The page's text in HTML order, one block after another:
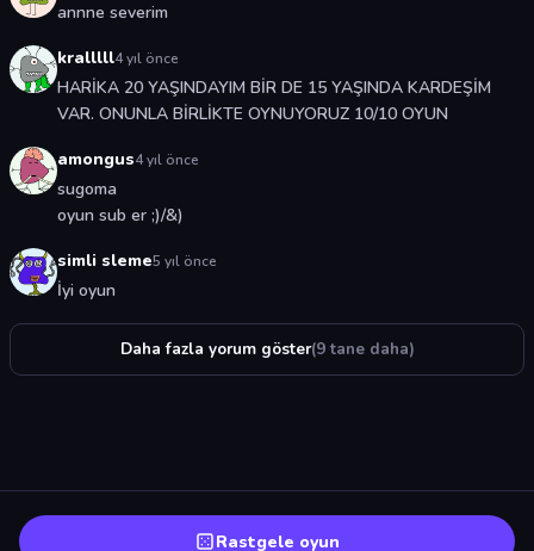
annne severim
kralllll4 yıl önce
HARİKA 20 YAŞINDAYIM BİR DE 15 YAŞINDA KARDEŞİM
VAR. ONUNLA BİRLİKTE OYNUYORUZ 10/10 OYUN
amongus4 yıl önce
sugoma
oyun sub er ;)/&)
simli sleme5 yıl önce
İyi oyun
Daha fazla yorum göster(9 tane daha)
Rastgele oyun